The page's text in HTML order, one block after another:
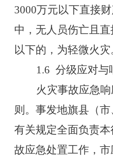
3000万元以下直接
中，无人员伤亡且
以下的，为轻微火灾
1.6 分级应对与
火灾事故应急
则。事发地旗县（
有关规定全面负责
故应急处置工作，